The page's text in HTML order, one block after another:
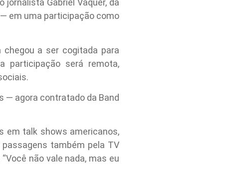
jornalista Gabriel Vaquer, da
— em uma participação como
a ser cogitada para
participação será remota,
— agora contratado da Band
em talk shows americanos,
também pela TV
não vale nada, mas eu